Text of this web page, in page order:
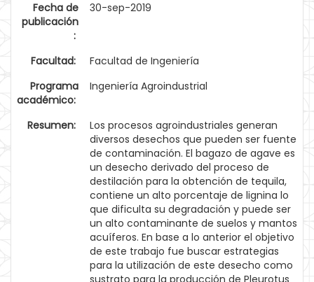
Fecha de
publicación
:
30-sep-2019
Facultad:
Facultad de Ingeniería
Programa
académico:
Ingeniería Agroindustrial
Resumen:
Los procesos agroindustriales generan
diversos desechos que pueden ser fuente
de contaminación. El bagazo de agave es
un desecho derivado del proceso de
destilación para la obtención de tequila,
contiene un alto porcentaje de lignina lo
que dificulta su degradación y puede ser
un alto contaminante de suelos y mantos
acuíferos. En base a lo anterior el objetivo
de este trabajo fue buscar estrategias
para la utilización de este desecho como
sustrato para la producción de Pleurotus